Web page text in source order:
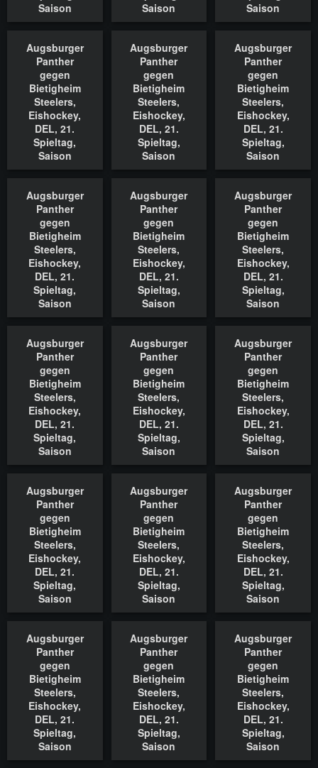
Saison
2022/2023,
Saison
2022/2023,
Saison
2022/2023,
In den Warenkorb
Augsburger
Panther
gegen
Bietigheim
Steelers,
Eishockey,
DEL, 21.
Spieltag,
Saison
2022/2023,
In den Warenkorb
Augsburger
Panther
gegen
Bietigheim
Steelers,
Eishockey,
DEL, 21.
Spieltag,
Saison
2022/2023,
In den
Augsburger
Panther
gegen
Bietigheim
Steelers,
Eishockey,
DEL, 21.
Spieltag,
Saison
2022/2023,
In den Warenkorb
Augsburger
Panther
gegen
Bietigheim
Steelers,
Eishockey,
DEL, 21.
Spieltag,
Saison
2022/2023,
In den Warenkorb
Augsburger
Panther
gegen
Bietigheim
Steelers,
Eishockey,
DEL, 21.
Spieltag,
Saison
2022/2023,
In den
Augsburger
Panther
gegen
Bietigheim
Steelers,
Eishockey,
DEL, 21.
Spieltag,
Saison
2022/2023,
In den Warenkorb
Augsburger
Panther
gegen
Bietigheim
Steelers,
Eishockey,
DEL, 21.
Spieltag,
Saison
2022/2023,
In den Warenkorb
Augsburger
Panther
gegen
Bietigheim
Steelers,
Eishockey,
DEL, 21.
Spieltag,
Saison
2022/2023,
In den
Augsburger
Panther
gegen
Bietigheim
Steelers,
Eishockey,
DEL, 21.
Spieltag,
Saison
2022/2023,
In den Warenkorb
Augsburger
Panther
gegen
Bietigheim
Steelers,
Eishockey,
DEL, 21.
Spieltag,
Saison
2022/2023,
In den Warenkorb
Augsburger
Panther
gegen
Bietigheim
Steelers,
Eishockey,
DEL, 21.
Spieltag,
Saison
2022/2023,
In den
Augsburger
Panther
gegen
Bietigheim
Steelers,
Eishockey,
DEL, 21.
Spieltag,
Saison
2022/2023,
In den Warenkorb
Augsburger
Panther
gegen
Bietigheim
Steelers,
Eishockey,
DEL, 21.
Spieltag,
Saison
2022/2023,
In den Warenkorb
Augsburger
Panther
gegen
Bietigheim
Steelers,
Eishockey,
DEL, 21.
Spieltag,
Saison
2022/2023,
In den
Augsburger
Panther
gegen
Bietigheim
Steelers,
Eishockey,
DEL, 21.
Spieltag,
Saison
2022/2023,